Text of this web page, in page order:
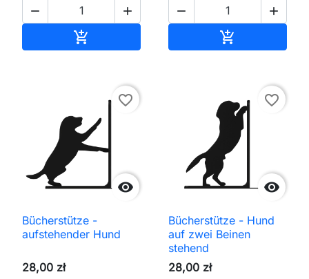
 

 


favorite_border
Bücherstütze -
aufstehender Hund
28,00 zł

favorite_border
Bücherstütze - Hund
auf zwei Beinen
stehend
28,00 zł